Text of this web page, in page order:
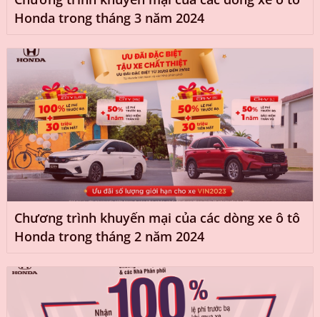
Honda trong tháng 3 năm 2024
Chương trình khuyến mại của các dòng xe ô tô
Honda trong tháng 2 năm 2024